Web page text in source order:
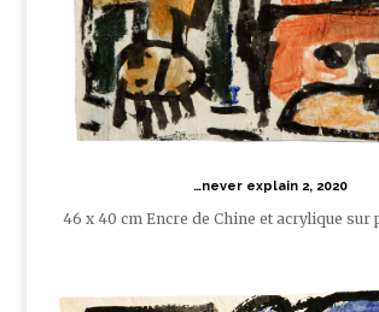
…never explain 2, 2020
46 x 40 cm Encre de Chine et acrylique sur